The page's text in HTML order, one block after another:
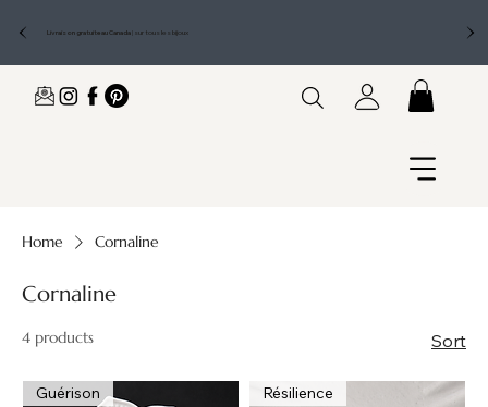
Livraison gratuite au Canada| sur tous les bijoux
Home Cornaline
Cornaline
4 products Sort
Guérison Résilience